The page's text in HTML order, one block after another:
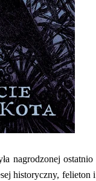
nagrodzonej
historyczny, felieton
Kody Legimi na